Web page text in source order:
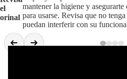
el
orinal
mantener la higiene y
para usarse. Revisa que no
puedan interferir con su